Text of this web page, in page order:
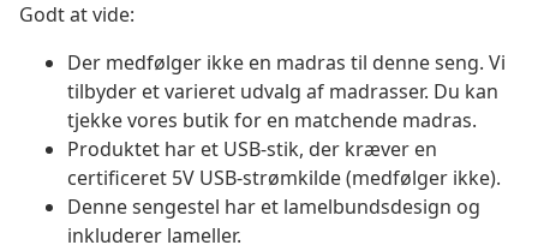
Godt at vide:
Der medfølger ikke en madras til denne seng. Vi
tilbyder et varieret udvalg af madrasser. Du kan
tjekke vores butik for en matchende madras.
Produktet har et USB-stik, der kræver en
certificeret 5V USB-strømkilde (medfølger ikke).
Denne sengestel har et lamelbundsdesign og
inkluderer lameller.